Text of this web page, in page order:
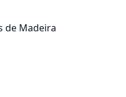
de Madeira